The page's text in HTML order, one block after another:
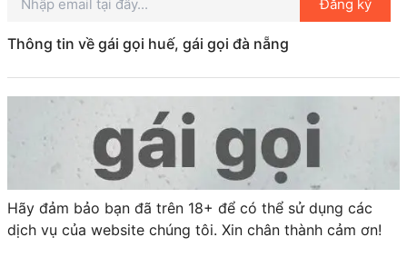
Đăng ký
Thông tin về gái gọi huế, gái gọi đà nẵng
Hãy đảm bảo bạn đã trên 18+ để có thể sử dụng các
dịch vụ của website chúng tôi. Xin chân thành cảm ơn!